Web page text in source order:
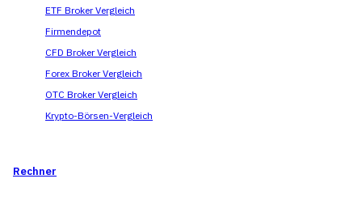
ETF Broker Vergleich
Firmendepot
CFD Broker Vergleich
Forex Broker Vergleich
OTC Broker Vergleich
Krypto-Börsen-Vergleich
Rechner